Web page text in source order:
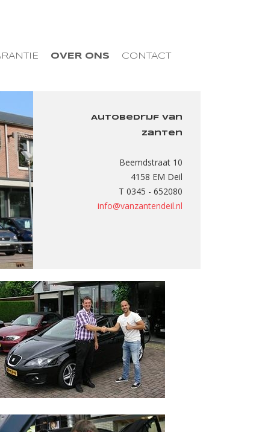
OVER ONS CONTACT
Autobedrijf van
Zanten
Beemdstraat 10
4158 EM Deil
T 0345 - 652080
info@vanzantendeil.nl